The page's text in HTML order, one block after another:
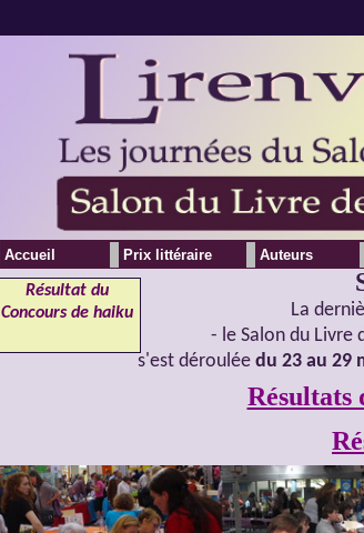
Résultat du
Concoursde haiku La
- le Salon du Livre
s'est déroulée du 23 au 29
Accueil Prix littéraire Auteurs